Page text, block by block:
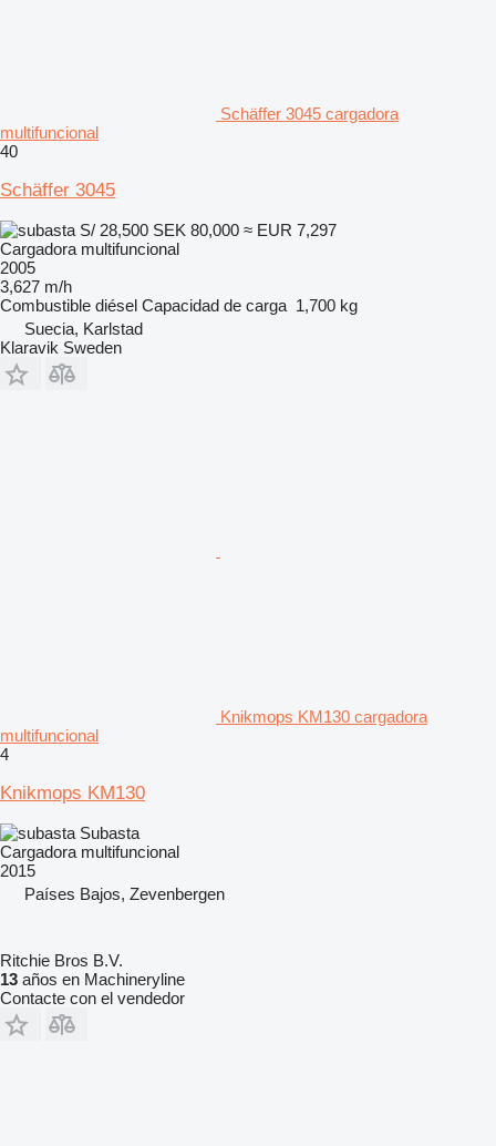
Schäffer 3045 cargadora
multifuncional
40
Schäffer 3045
S/ 28,500 SEK 80,000 ≈ EUR 7,297
Cargadora multifuncional
2005
3,627 m/h
Combustible diésel Capacidad de carga 1,700 kg
Suecia, Karlstad
Klaravik Sweden
Knikmops KM130 cargadora
multifuncional
4
Knikmops KM130
Subasta
Cargadora multifuncional
2015
Países Bajos, Zevenbergen
Ritchie Bros B.V.
13 años en Machineryline
Contacte con el vendedor